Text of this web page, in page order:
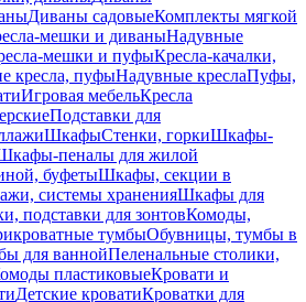
Диваны садовыеКомплекты мягкой
мешки и диваныНадувные
мешки и пуфыКресла-качалки,
кресла, пуфыНадувные креслаПуфы,
Игровая мебельКресла
Подставки для
ШкафыСтенки, горкиШкафы-
пеналы для жилой
буфетыШкафы, секции в
системы храненияШкафы для
подставки для зонтовКомоды,
тумбыОбувницы, тумбы в
для ваннойПеленальные столики,
пластиковыеКровати и
Детские кроватиКроватки для